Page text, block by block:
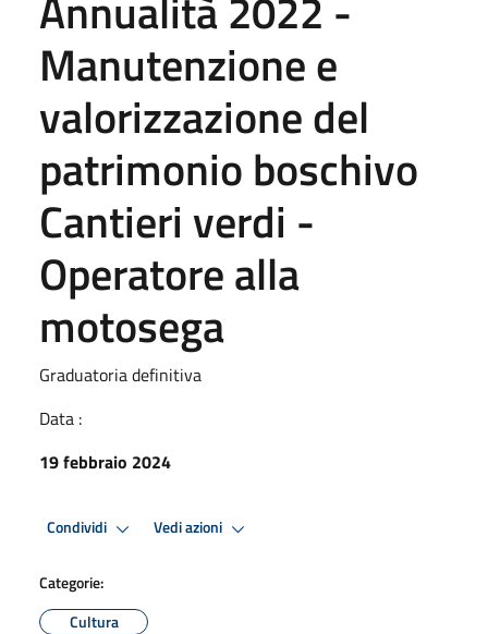
Manutenzione e
valorizzazione del
patrimonio boschivo
Cantieri verdi -
Operatore alla
motosega
Graduatoria definitiva
Data :
19 febbraio 2024
Condividi Vedi azioni
Categorie:
Cultura